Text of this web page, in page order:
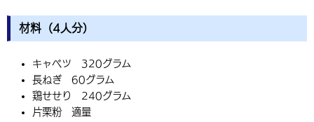
材料（4人分）
キャベツ 320グラム
長ねぎ 60グラム
鶏せせり 240グラム
片栗粉 適量